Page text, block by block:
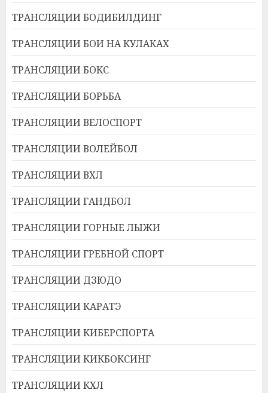
ТРАНСЛЯЦИИ БОДИБИЛДИНГ
ТРАНСЛЯЦИИ БОИ НА КУЛАКАХ
ТРАНСЛЯЦИИ БОКС
ТРАНСЛЯЦИИ БОРЬБА
ТРАНСЛЯЦИИ ВЕЛОСПОРТ
ТРАНСЛЯЦИИ ВОЛЕЙБОЛ
ТРАНСЛЯЦИИ ВХЛ
ТРАНСЛЯЦИИ ГАНДБОЛ
ТРАНСЛЯЦИИ ГОРНЫЕ ЛЫЖИ
ТРАНСЛЯЦИИ ГРЕБНОЙ СПОРТ
ТРАНСЛЯЦИИ ДЗЮДО
ТРАНСЛЯЦИИ КАРАТЭ
ТРАНСЛЯЦИИ КИБЕРСПОРТА
ТРАНСЛЯЦИИ КИКБОКСИНГ
ТРАНСЛЯЦИИ КХЛ